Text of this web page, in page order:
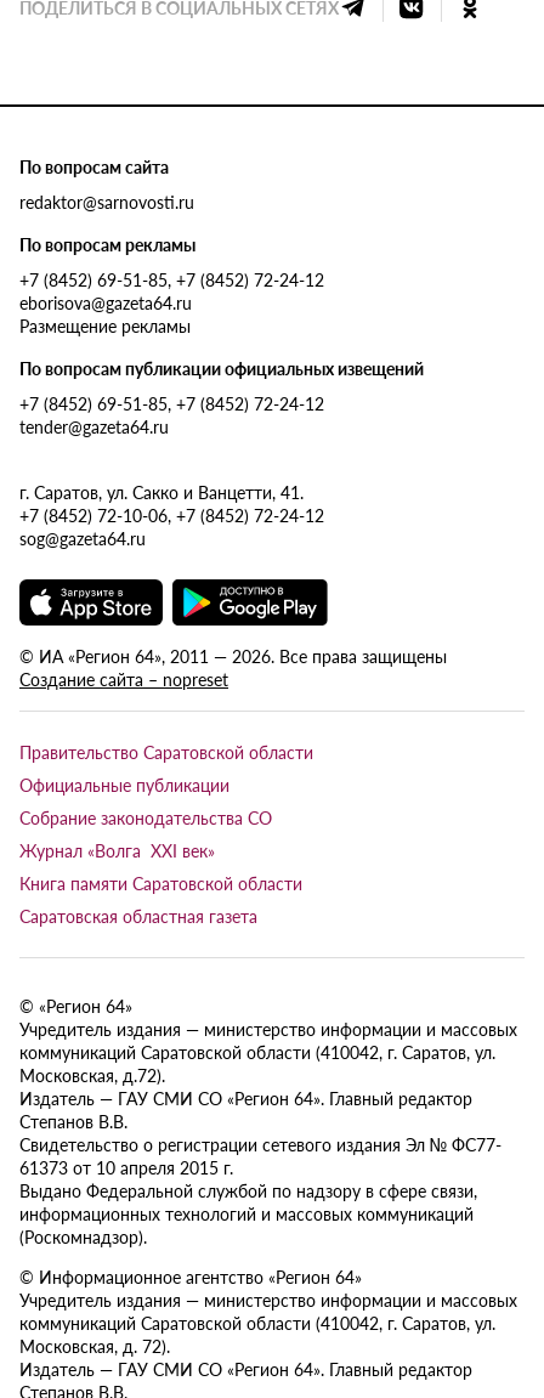
ПОДЕЛИТЬСЯ В СОЦИАЛЬНЫХ СЕТЯХ
По вопросам сайта
redaktor@sarnovosti.ru
По вопросам рекламы
+7 (8452) 69-51-85, +7 (8452) 72-24-12
eborisova@gazeta64.ru
Размещение рекламы
По вопросам публикации официальных извещений
+7 (8452) 69-51-85, +7 (8452) 72-24-12
tender@gazeta64.ru
г. Саратов, ул. Сакко и Ванцетти, 41.
+7 (8452) 72-10-06, +7 (8452) 72-24-12
sog@gazeta64.ru
© ИА «Регион 64», 2011 — 2026. Все права защищены
Создание сайта – nopreset
Правительство Саратовской области
Официальные публикации
Собрание законодательства СО
Журнал «Волга XXI век»
Книга памяти Саратовской области
Саратовская областная газета
© «Регион 64»
Учредитель издания — министерство информации и массовых
коммуникаций Саратовской области (410042, г. Саратов, ул.
Московская, д.72).
Издатель — ГАУ СМИ СО «Регион 64». Главный редактор
Степанов В.В.
Свидетельство о регистрации сетевого издания Эл № ФС77-
61373 от 10 апреля 2015 г.
Выдано Федеральной службой по надзору в сфере связи,
информационных технологий и массовых коммуникаций
(Роскомнадзор).
© Информационное агентство «Регион 64»
Учредитель издания — министерство информации и массовых
коммуникаций Саратовской области (410042, г. Саратов, ул.
Московская, д. 72).
Издатель — ГАУ СМИ СО «Регион 64». Главный редактор
Степанов В.В.